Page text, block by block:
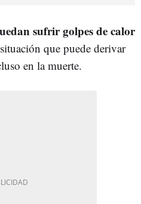
sufrir golpes de calor
que puede derivar
en la muerte.